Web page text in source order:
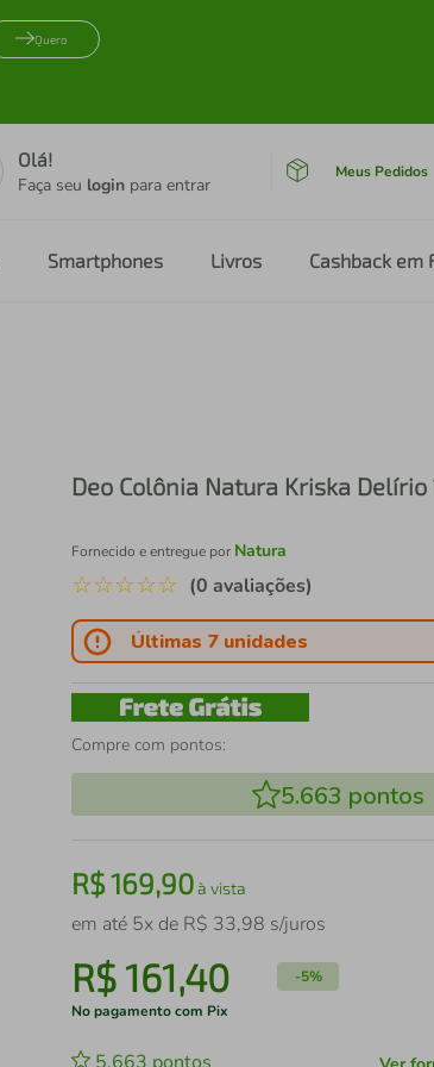
Quero
Olá!
Faça seu login para entrar
Meus Pedidos
Smartphones Livros Cashback em
Deo Colônia Natura Kriska
Fornecido e entregue por Natura
☆☆☆☆☆ (0 avaliações)
Últimas 7 unidades
Compre com pontos:
5.663 pontos
R$169,90à vista
em até 5x de R$ 33,98 s/juros
R$161,40 -5%
No pagamento com Pix